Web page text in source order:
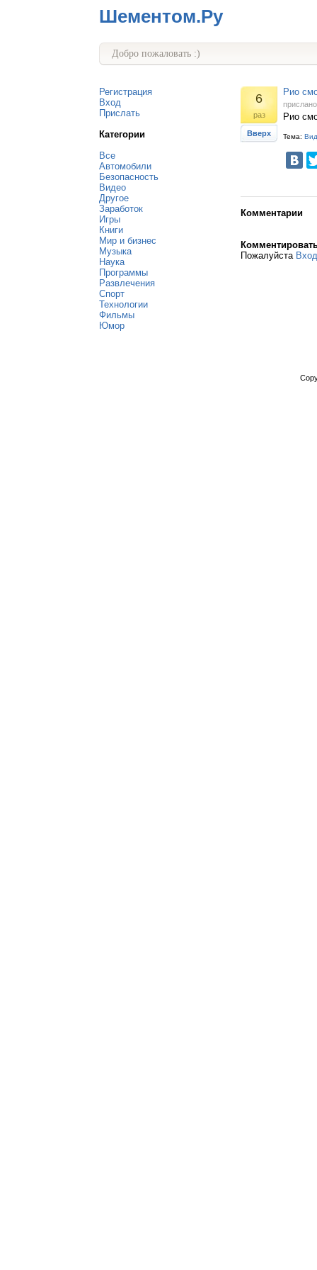
Шементом.Ру
Добро пожаловать :)
Регистрация
Вход
Прислать
Категории
Все
Автомобили
Безопасность
Видео
Другое
Заработок
Игры
Книги
Мир и бизнес
Музыка
Наука
Программы
Развлечения
Спорт
Технологии
Фильмы
Юмор
6
раз
Вверх
Рио
Рио
Тема:
Комментарии
Пожалуйста Вход